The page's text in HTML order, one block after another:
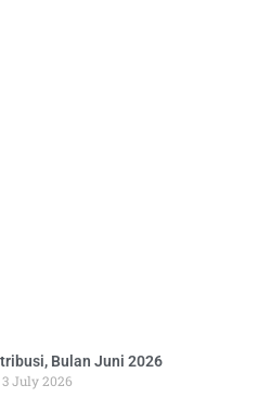
Bulan Juni 2026
July 2026